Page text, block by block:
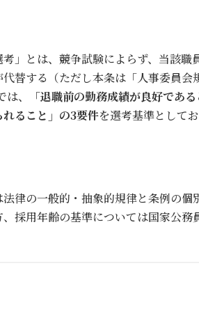
」とは、競争試験によらず、当該
替する（ただし本条は「人事委員
、
「退職前の勤務成績が良好であ
ること」の3要件を選考基準として
律の一般的・抽象的規律と条例の
採用年齢の基準については国家公